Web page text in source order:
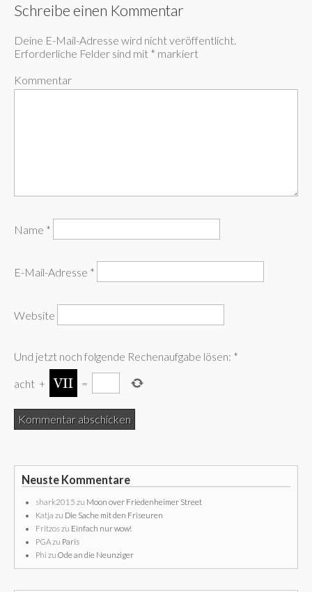
Schreibe einen Kommentar
Deine E-Mail-Adresse wird nicht veröffentlicht.
Erforderliche Felder sind mit * markiert
Kommentar
Name *
E-Mail-Adresse *
Website
Und jetzt noch folgende Rechenaufgabe lösen: *
acht + =
Neuste Kommentare
shark2015 zu Moon over Friedenheimer Street
Katja zu Die Sache mit den Friseuren
Fritzoszu Einfach nur wow!
PGAzu Paris
Phi zu Ode an die Neunziger